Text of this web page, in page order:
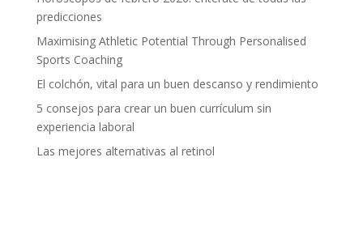
predicciones
Maximising Athletic Potential Through Personalised
Sports Coaching
El colchón, vital para un buen descanso y rendimiento
5 consejos para crear un buen currículum sin
experiencia laboral
Las mejores alternativas al retinol